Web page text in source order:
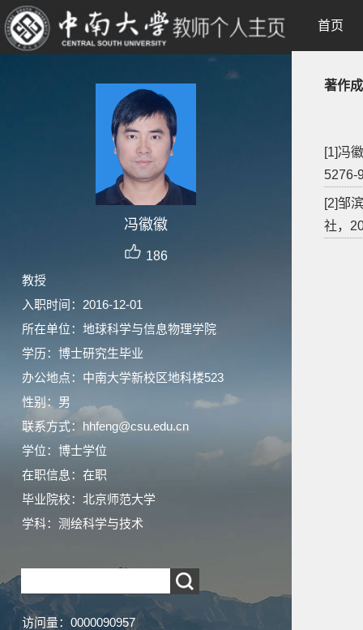
冯徽徽
186
教授
入职时间：2016-12-01
所在单位：地球科学与信息物理学院
学历：博士研究生毕业
办公地点：中南大学新校区地科楼523
性别：男
联系方式：hhfeng@csu.edu.cn
学位：博士学位
在职信息：在职
毕业院校：北京师范大学
学科：测绘科学与技术
访问量： 0000090957
首页
著作
[1]冯
5276-
[2]邹
社，